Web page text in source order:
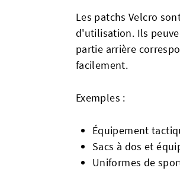
Les patchs Velcro
d'utilisation. Ils
partie arrière
facilement.
Exemples :
Équipement
Sacs à dos et
Uniformes de